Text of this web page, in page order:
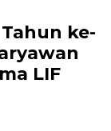
ke-
LIF